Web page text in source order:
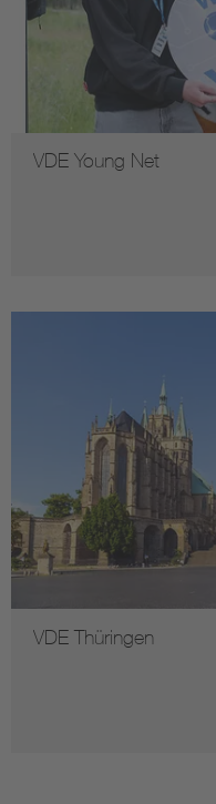
VDE Young Net
VDE Thüringen